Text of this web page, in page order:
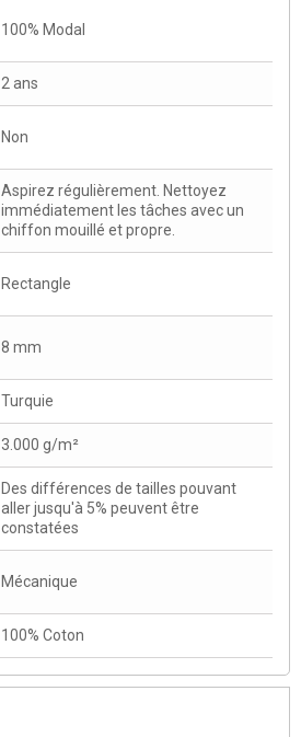
100% Modal
2 ans
Non
Aspirez régulièrement. Nettoyez
immédiatement les tâches avec un
chiffon mouillé et propre.
Rectangle
8 mm
Turquie
3.000 g/m²
Des différences de tailles pouvant
aller jusqu'à 5% peuvent être
constatées
Mécanique
100% Coton